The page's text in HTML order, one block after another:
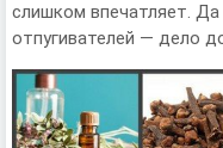
слишком впечатляет. Да
отпугивателей — дело